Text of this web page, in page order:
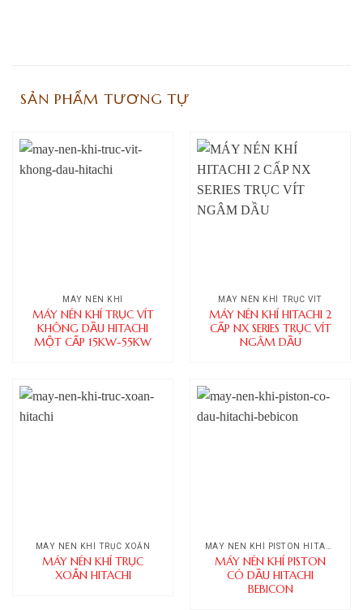
SẢN PHẨM TƯƠNG TỰ
MÁY NÉN KHÍ
MÁY NÉN KHÍ TRỤC VÍT
KHÔNG DẦU HITACHI
MỘT CẤP 15KW-55KW
MÁY NÉN KHÍ TRỤC VÍT
MÁY NÉN KHÍ HITACHI 2
CẤP NX SERIES TRỤC VÍT
NGÂM DẦU
MÁY NÉN KHÍ TRỤC XOẮN
MÁY NÉN KHÍ TRỤC
XOẮN HITACHI
MÁY NÉN KHÍ PISTON HITACHI
MÁY NÉN KHÍ PISTON
CÓ DẦU HITACHI
BEBICON